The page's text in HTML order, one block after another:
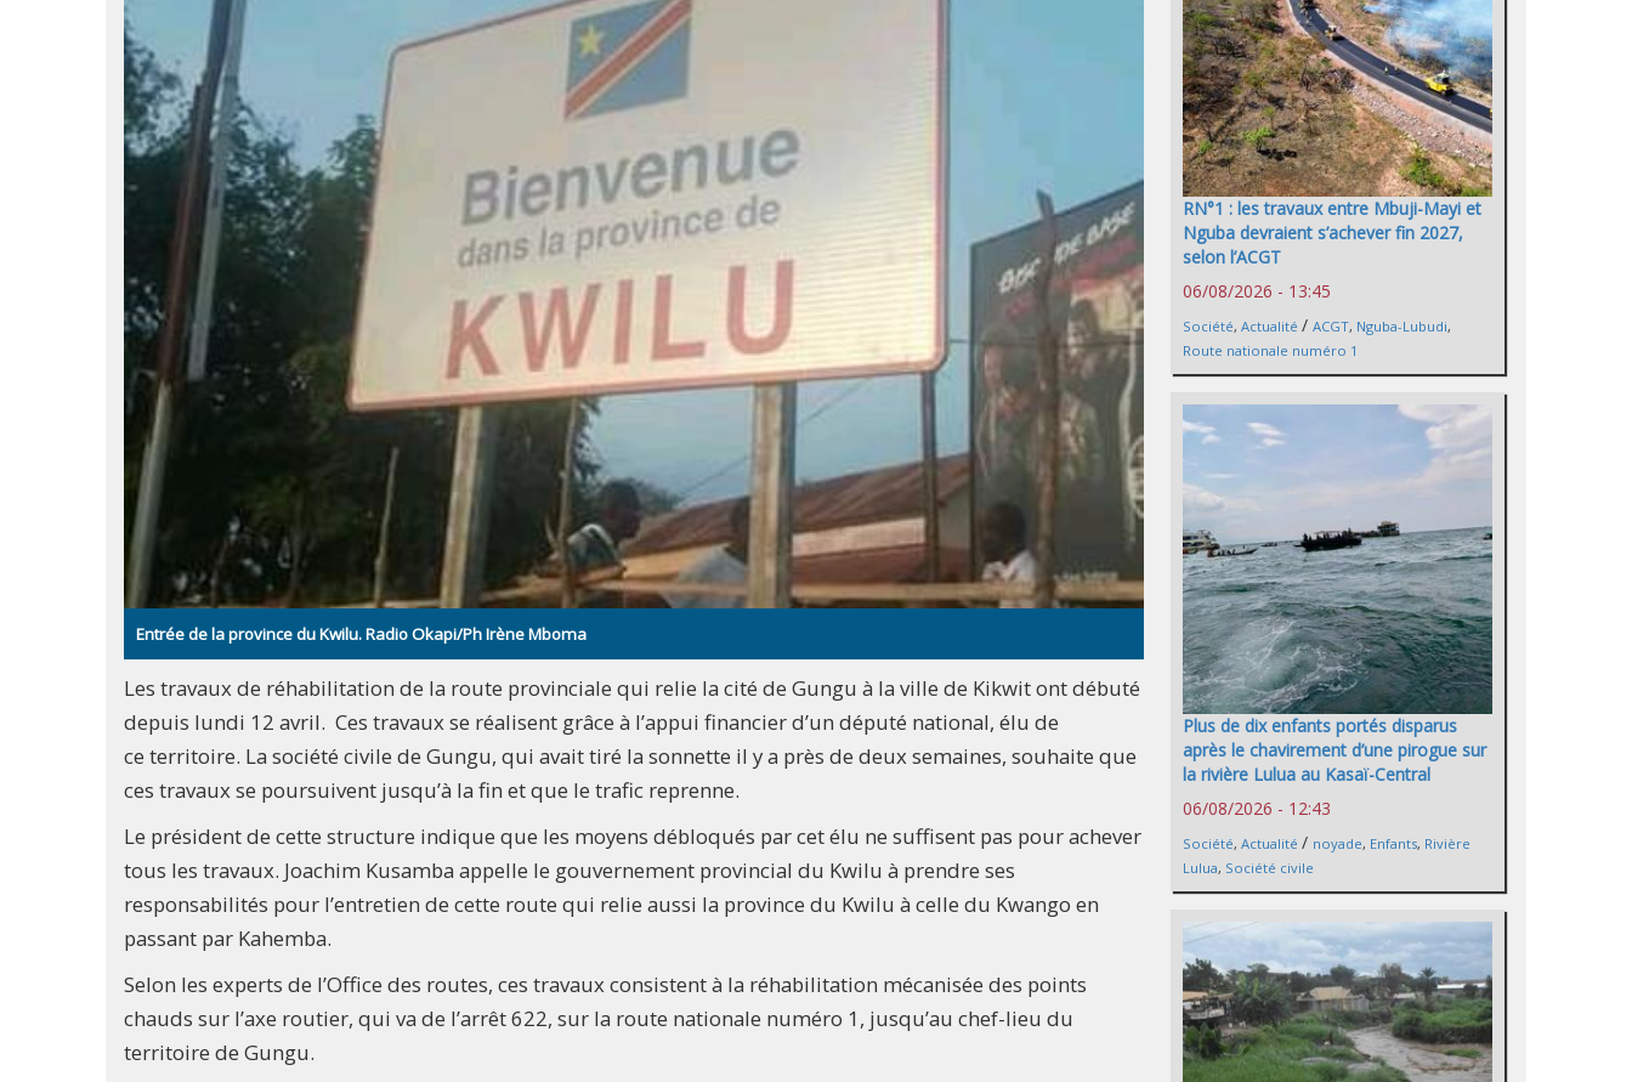
Entrée de la province du Kwilu. Radio Okapi/Ph Irène Mboma
Les travaux de réhabilitation de la route provinciale qui relie la cité de Gungu à la ville de Kikwit ont débuté
depuis lundi 12 avril. Ces travaux se réalisent grâce à l’appui financier d’un député national, élu de
ce territoire. La société civile de Gungu, qui avait tiré la sonnette il y a près de deux semaines, souhaite que
ces travaux se poursuivent jusqu’à la fin et que le trafic reprenne.
Le président de cette structure indique que les moyens débloqués par cet élu ne suffisent pas pour achever
tous les travaux. Joachim Kusamba appelle le gouvernement provincial du Kwilu à prendre ses
responsabilités pour l’entretien de cette route qui relie aussi la province du Kwilu à celle du Kwango en
passant par Kahemba.
Selon les experts de l’Office des routes, ces travaux consistent à la réhabilitation mécanisée des points
chauds sur l’axe routier, qui va de l’arrêt 622, sur la route nationale numéro 1, jusqu’au chef-lieu du
territoire de Gungu.
RN°1 : les travaux entre Mbuji-Mayi et
Nguba devraient s’achever fin 2027,
selon l’ACGT
06/08/2026 - 13:45
Société, Actualité / ACGT, Nguba-Lubudi,
Route nationale numéro 1
Plus de dix enfants portés disparus
après le chavirement d’une pirogue sur
la rivière Lulua au Kasaï-Central
06/08/2026 - 12:43
Société, Actualité / noyade, Enfants, Rivière
Lulua, Société civile